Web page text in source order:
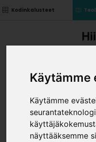
Käytämme
Käytämme
näyttääksemme
Kodinkalusteet